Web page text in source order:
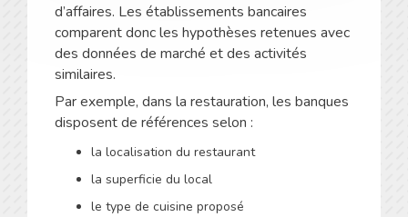
d’affaires. Les établissements bancaires
comparent donc les hypothèses retenues avec
des données de marché et des activités
similaires.
Par exemple, dans la restauration, les banques
disposent de références selon :
la localisation du restaurant
la superficie du local
le type de cuisine proposé